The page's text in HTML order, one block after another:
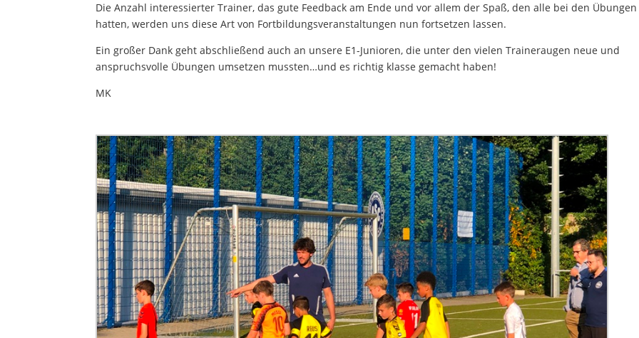
Die Anzahl interessierter Trainer, das gute Feedback am Ende und vor allem der Spaß, den alle bei den Übungen
hatten, werden uns diese Art von Fortbildungsveranstaltungen nun fortsetzen lassen.
Ein großer Dank geht abschließend auch an unsere E1-Junioren, die unter den vielen Traineraugen neue und
anspruchsvolle Übungen umsetzen mussten…und es richtig klasse gemacht haben!
MK